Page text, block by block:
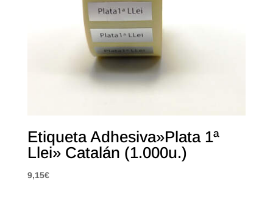
Etiqueta Adhesiva»Plata 1ª
Llei» Catalán (1.000u.)
9,15€